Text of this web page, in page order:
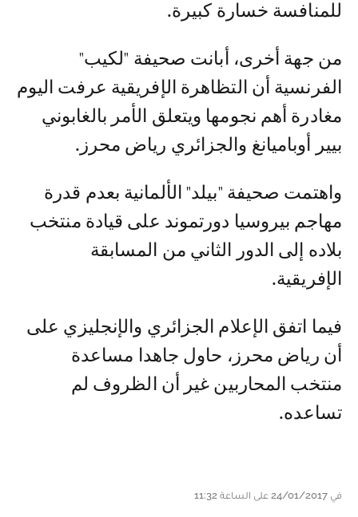
للمنافسة خسارة كبيرة.
من جهة أخرى، أبانت صحيفة "لكيب"
الفرنسية أن التظاهرة الإفريقية عرفت اليوم
مغادرة أهم نجومها ويتعلق الأمر بالغابوني
بيير أوباميانغ والجزائري رياض محرز.
واهتمت صحيفة "بيلد" الألمانية بعدم قدرة
مهاجم بيروسيا دورتموند على قيادة منتخب
بلاده إلى الدور الثاني من المسابقة
الإفريقية.
فيما اتفق الإعلام الجزائري والإنجليزي على
أن رياض محرز، حاول جاهدا مساعدة
منتخب المحاربين غير أن الظروف لم
تساعده.
في 24/01/2017 على الساعة 11:32